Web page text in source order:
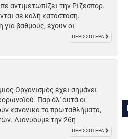
αντιμετωπίζει την Ρίζεσπορ.
σε καλή κατάσταση.
για βαθμούς, έχουν οι
ΠΕΡΙΣΣΟΤΕΡΑ
Οργανισμός έχει σημάνει
Παρ όλ' αυτά οι
κανονικά τα πρωταθλήματα,
Διανύουμε την 26η
ΠΕΡΙΣΣΟΤΕΡΑ